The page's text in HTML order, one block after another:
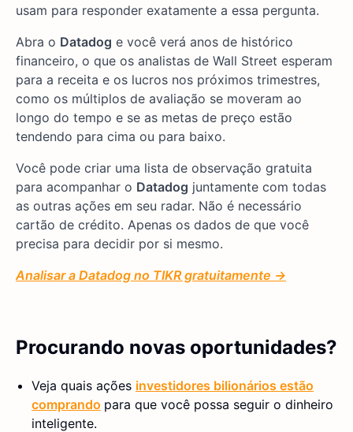
usam para responder exatamente a essa pergunta.
Abra o Datadog e você verá anos de histórico
financeiro, o que os analistas de Wall Street esperam
para a receita e os lucros nos próximos trimestres,
como os múltiplos de avaliação se moveram ao
longo do tempo e se as metas de preço estão
tendendo para cima ou para baixo.
Você pode criar uma lista de observação gratuita
para acompanhar o Datadog juntamente com todas
as outras ações em seu radar. Não é necessário
cartão de crédito. Apenas os dados de que você
precisa para decidir por si mesmo.
Analisar a Datadog no TIKR gratuitamente →
Procurando novas oportunidades?
Veja quais ações investidores bilionários estão
comprando para que você possa seguir o dinheiro
inteligente.